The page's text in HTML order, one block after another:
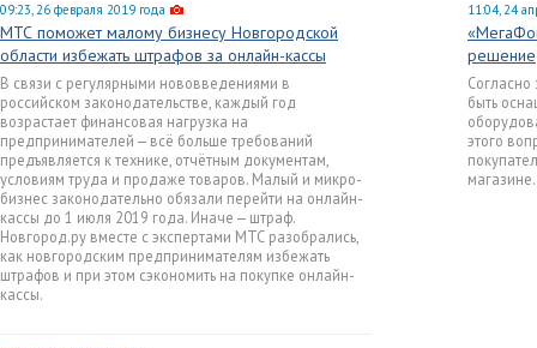
09:23, 26 февраля 2019 года
МТС поможет малому бизнесу Новгородской
области избежать штрафов за онлайн-кассы
В связи с регулярными нововведениями в
российском законодательстве, каждый год
возрастает финансовая нагрузка на
предпринимателей — всё больше требований
предъявляется к технике, отчётным документам,
условиям труда и продаже товаров. Малый и микро-
бизнес законодательно обязали перейти на онлайн-
кассы до 1 июля 2019 года. Иначе — штраф.
Новгород.ру вместе с экспертами МТС разобрались,
как новгородским предпринимателям избежать
штрафов и при этом сэкономить на покупке онлайн-
кассы.
11:04, 24
решение
быть
этого
магазине.